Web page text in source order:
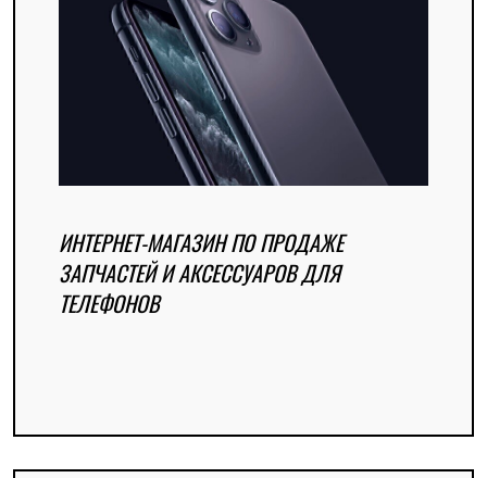
ИНТЕРНЕТ-МАГАЗИН ПО ПРОДАЖЕ
ЗАПЧАСТЕЙ И АКСЕССУАРОВ ДЛЯ
ТЕЛЕФОНОВ